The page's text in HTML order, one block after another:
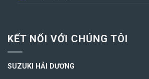
KẾT NỐI VỚI CHÚNG TÔI
SUZUKI HẢI DƯƠNG